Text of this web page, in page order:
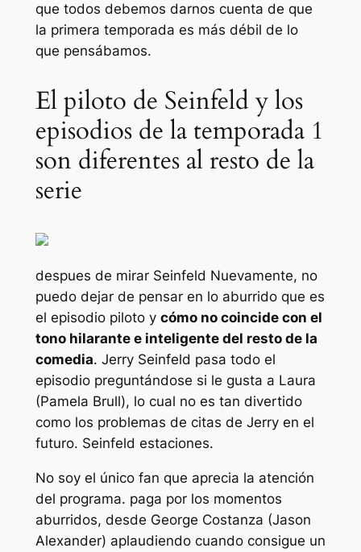
que todos debemos darnos cuenta de que
la primera temporada es más débil de lo
que pensábamos.
El piloto de Seinfeld y los
episodios de la temporada 1
son diferentes al resto de la
serie
despues de mirar Seinfeld Nuevamente, no
puedo dejar de pensar en lo aburrido que es
el episodio piloto y cómo no coincide con el
tono hilarante e inteligente del resto de la
comedia. Jerry Seinfeld pasa todo el
episodio preguntándose si le gusta a Laura
(Pamela Brull), lo cual no es tan divertido
como los problemas de citas de Jerry en el
futuro. Seinfeld estaciones.
No soy el único fan que aprecia la atención
del programa. paga por los momentos
aburridos, desde George Costanza (Jason
Alexander) aplaudiendo cuando consigue un